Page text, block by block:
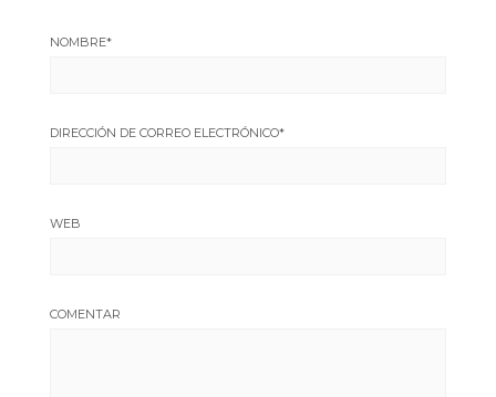
NOMBRE*
DIRECCIÓN DE CORREO ELECTRÓNICO*
WEB
COMENTAR